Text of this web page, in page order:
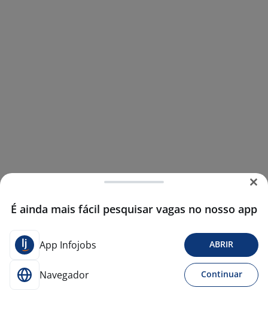
É ainda mais fácil pesquisar vagas no nosso app
App Infojobs ABRIR
Navegador Continuar